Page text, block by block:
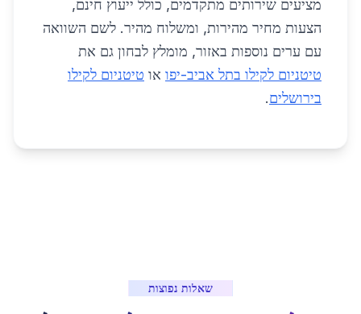
מציעים שירותים מתקדמים, כולל ייעוץ חינם,
הצעות מחיר מהירות, ומשלוח מהיר. לשם השוואה
עם ערים נוספות באזור, מומלץ לבחון גם את
טיטניום לקילו בתל אביב-יפו או טיטניום לקילו
בירושלים.
שאלות נפוצות